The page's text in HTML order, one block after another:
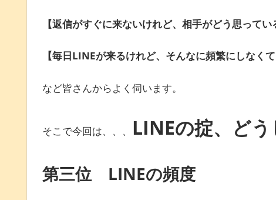
【返信がすぐに来ないけれど、相手がどう思って
【毎日LINEが来るけれど、そんなに頻繁にしなく
など皆さんからよく伺います。
そこで今回は、、、 LINEの掟、ど
第三位 LINEの頻度